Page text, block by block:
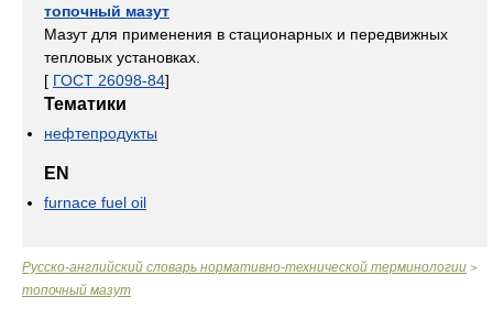
топочный мазут
Мазут для применения в стационарных и передвижных
тепловых установках.
[ ГОСТ 26098-84]
Тематики
нефтепродукты
EN
furnace fuel oil
Русско-английский словарь нормативно-технической терминологии >
топочный мазут